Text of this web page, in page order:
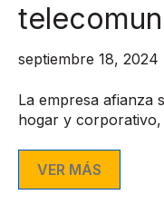
septiembre 18, 2024
La empresa afianza
hogar y
VER MÁS